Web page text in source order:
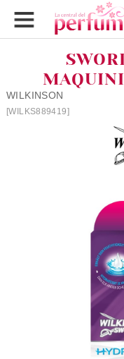
WILKINSON
[WILKS889419]